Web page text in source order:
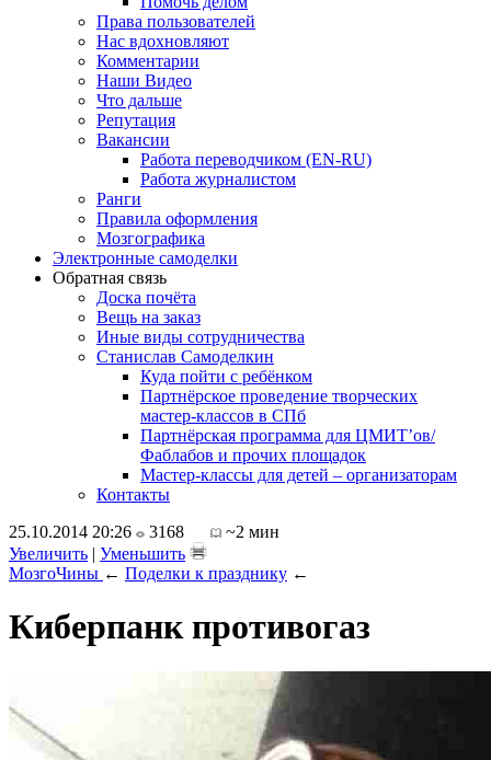
Права пользователей
Нас вдохновляют
Комментарии
Наши Видео
Что дальше
Репутация
Вакансии
Работа переводчиком (EN-RU)
Работа журналистом
Ранги
Правила оформления
Мозгографика
Электронные самоделки
Обратная связь
Доска почёта
Вещь на заказ
Иные виды сотрудничества
Станислав Самоделкин
Куда пойти с ребёнком
Партнёрское проведение творческих
мастер-классов в СПб
Партнёрская программа для ЦМИТ’ов/
Фаблабов и прочих площадок
Мастер-классы для детей – организаторам
Контакты
25.10.2014 20:26
3168
~2 мин
Увеличить | Уменьшить
МозгоЧины ← Поделки к празднику ←
Киберпанк противогаз